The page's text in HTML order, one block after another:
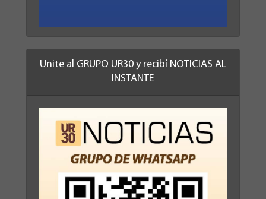
Unite al GRUPO UR30 y recibí NOTICIAS AL
INSTANTE